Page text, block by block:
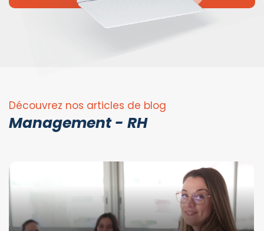
Découvrez nos articles de blog
Management - RH